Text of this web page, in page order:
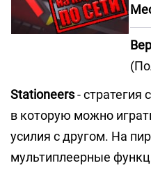
Stationeers- стратегия
в которую можно
усилия с другом. На
мультиплеерные